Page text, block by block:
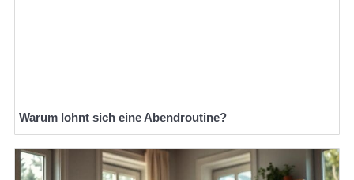
Warum lohnt sich eine Abendroutine?